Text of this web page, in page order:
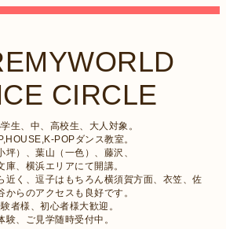
CIRCLE
生、中、高校生、大人対象。
POPダンス教室。
坪）、葉山（一色）、藤沢、
庫、横浜エリアにて開講。
近く、逗子はもちろん横須賀方面、衣笠、佐
からのアクセスも良好です。
者様、初心者様大歓迎。
験、ご見学随時受付中。